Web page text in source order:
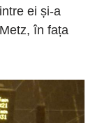
ei și-a
în fața